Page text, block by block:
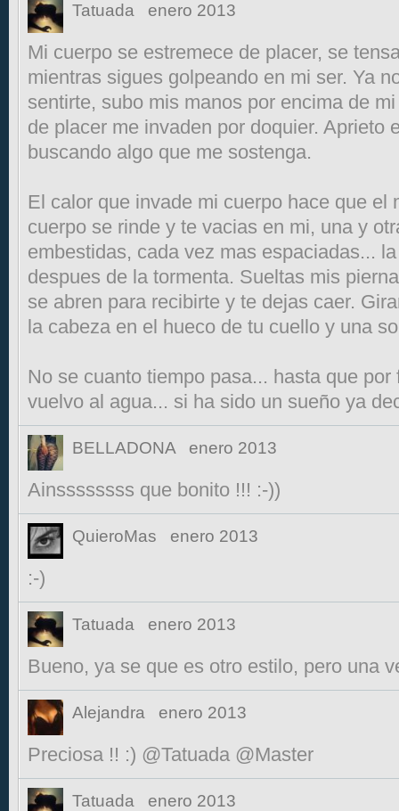
Tatuada enero 2013
Mi cuerpo se estremece de placer, se
mientras sigues golpeando en mi ser. Ya
sentirte, subo mis manos por encima de
de placer me invaden por doquier. Aprieto
buscando algo que me sostenga.
El calor que invade mi cuerpo hace que el
cuerpo se rinde y te vacias en mi, una y
embestidas, cada vez mas espaciadas...
despues de la tormenta. Sueltas mis
se abren para recibirte y te dejas caer.
la cabeza en el hueco de tu cuello y una
No se cuanto tiempo pasa... hasta que
vuelvo al agua... si ha sido un sueño ya
BELLADONA enero 2013
Ainssssssss que bonito !!! :-))
QuieroMas enero 2013
:-)
Tatuada enero 2013
Bueno, ya se que es otro estilo, pero una
Alejandra enero 2013
Preciosa !! :) @Tatuada @Master
Tatuada enero 2013